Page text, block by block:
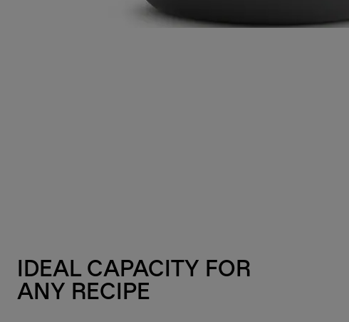
IDEAL CAPACITY FOR
ANY RECIPE